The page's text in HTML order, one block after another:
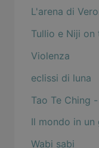
L'arena di
Tullio e Niji on
Violenza
eclissi di luna
Tao Te Ching
Il mondo in un
Wabi sabi